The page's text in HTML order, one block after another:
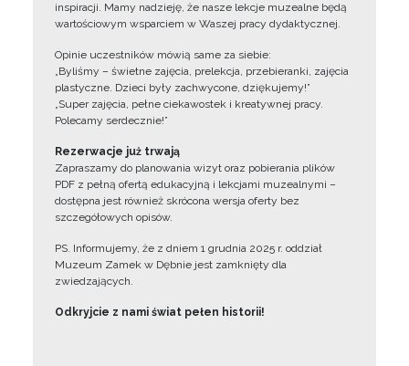
inspiracji. Mamy nadzieję, że nasze lekcje muzealne będą
wartościowym wsparciem w Waszej pracy dydaktycznej.
Opinie uczestników mówią same za siebie:
„Byliśmy – świetne zajęcia, prelekcja, przebieranki, zajęcia
plastyczne. Dzieci były zachwycone, dziękujemy!”
„Super zajęcia, pełne ciekawostek i kreatywnej pracy.
Polecamy serdecznie!”
Rezerwacje już trwają
Zapraszamy do planowania wizyt oraz pobierania plików
PDF z pełną ofertą edukacyjną i lekcjami muzealnymi –
dostępna jest również skrócona wersja oferty bez
szczegółowych opisów.
PS. Informujemy, że z dniem 1 grudnia 2025 r. oddział
Muzeum Zamek w Dębnie jest zamknięty dla
zwiedzających.
Odkryjcie z nami świat pełen historii!